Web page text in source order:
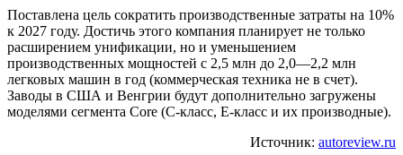
Поставлена цель сократить производственные затраты на 10%
к 2027 году. Достичь этого компания планирует не только
расширением унификации, но и уменьшением
производственных мощностей с 2,5 млн до 2,0—2,2 млн
легковых машин в год (коммерческая техника не в счет).
Заводы в США и Венгрии будут дополнительно загружены
моделями сегмента Core (C-класс, E-класс и их производные).
Источник: autoreview.ru